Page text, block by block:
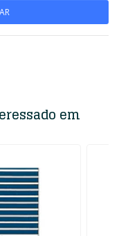
em